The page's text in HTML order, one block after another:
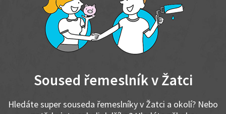
Soused řemeslník v Žatci
Hledáte super souseda řemeslníky v Žatci a okolí? Nebo